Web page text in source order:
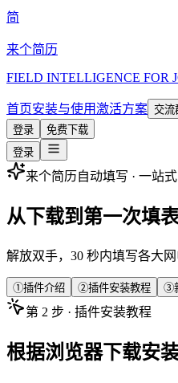
简
来个简历
FIELD INTELLIGENCE FOR
首页安装与使用激活方案 交流
登录
免费下载
登录
来个简历自动填写 · 一站
从下载到第一次填
解放双手，30 秒内填写各大
①插件介绍 ②插件安装教程 ③
第 2 步 · 插件安装教程
根据浏览器下载安